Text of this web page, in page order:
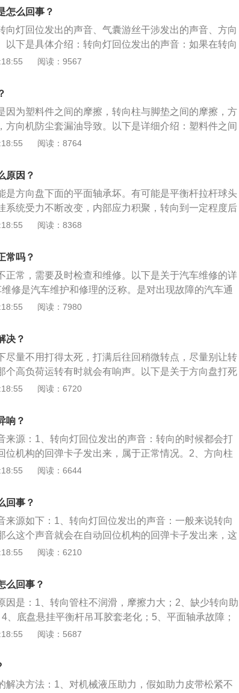
。阿克曼角过大/过小，会造成汽车内侧轮的转向过度/不
场景下，就会发生轮胎拖滑、跳胎、异响的情况。另
国家有特定版本，比如加长轴距等现象，或改装轮胎轮
与原底盘设计不匹配，也会导致异响出现。解决方法：
种现象。2、转向助力油出现问题。转向助力油也就是
强度。并且变质后，液压油润滑性能下降，导致金属零
零件使用寿命，就有可能导致方向盘在转向时出现异响
转向助力油。3、有些车型采用的是液压助力转向，当
怎么回事？
向灯回位发出的声音、气囊游丝干涉发出的声音、方向
以下是具体介绍：转向灯回位发出的声音：如果在转向
个声音就是转向灯自动回位机构的回弹卡子发出的声
方向柱防尘套发出的异响：方向柱防尘套缺少润滑会产
车主只需要在防尘套内涂些黄油，异响就会消失。
阅读：9567
因为塑料件之间的摩擦，转向柱与脚垫之间的摩擦，方
方向机防尘套漏油导致。以下是详细介绍：塑料件之间
料件组成，方向盘在转动的时候，如果相互间隙太小总
柱有着直接的接触，随着转向柱的转动就会产生摩擦，
者更换脚垫即可。方向盘内的气囊游丝故障：可能是气
插头没插，更换或者固定即可。方向机防尘套漏油：更
即可解决。
阅读：8764
原因？
是方向盘下面的平面轴承坏。有可能是平衡杆拉杆球头
系统受力不断改变，内部应力积聚，转向到一定程度后
发生瞬间位移产生震动和异响。以下是更多内容介绍：
承又叫压力轴承，在前减震顶端与车身连接部位，其工
器随着车轮转动，而减震器和车体之间就需要平面轴承
响要及时的去检查维修，否则最终可能会导致方向盘不
定程度时出现异响：出现这种情况应该是平衡杆拉杆球
挂系统受力不断改变，内部应力积聚，转向到一定程度
和悬挂系统受力最大，当转向角度增加到一定程度后这
移从而产生震动。
阅读：8368
常吗？
正常，需要及时检查和维修。以下是关于汽车维修的详
修是汽车维护和修理的泛称。是对出现故障的汽车通
障原因，并采取一定措施使其排除故障并恢复达到一定
部件（包括基础件）的方法，恢复汽车的完好技术状况
复汽车寿命的恢复性修理。汽车小修是指用更换或修理
恢复汽车工作能力的运行性修理。
阅读：7980
决？
尽量不用打得太死，打满后往回稍微转点，尽量别让转
个高负荷运转有时就会有响声。以下是关于方向盘打死
的声音减震器平面轴承发出的声音，打方向盘时出现
平面轴承发出，如果是减震器平面轴承发出，那么就只
行，如果还有响声，那么需要更换平面轴承。汽车出现
，就能准确的解决，如果无法解决，最好是找专业人士
阅读：6720
响？
来源：1、转向灯回位发出的声音：转向的时候都会打
位机构的回弹卡子发出来，属于正常情况。2、方向柱
向柱防尘套去烧润滑油的情况下就会发出类似的声音，
在缺少机油或者配件损坏，需要注意的是更换坏的配件
防止安全气囊弹出。4、减震器平面轴承发出异响：减
发出此类声音，检查方法位打开车头盖听声音来源是否
衡杆发出的异响：平衡杆胶出现松动或损坏也会发出
仅仅出现在打方向的时候，路况不好也会出现。
阅读：6644
回事？
来源如下：1、转向灯回位发出的声音：一般来说转向
么这个声音就会在自动回位机构的回弹卡子发出来，这
防尘套发出的异响：在方向柱防尘套去烧润滑油的情
里的气囊游丝造成，具体变现在缺少黄油或者配件损
的配件时要拔掉安全囊保险丝，防止安全气囊弹出。
响：减震器的平面轴承缺油也会发出此类声音，检查
盖听声音来源是否是来自减震器顶座，处理方法为涂些
换配件。5、平衡杆发出的异响：平衡杆胶出现松动或
，当然如果零件损坏需要更换。
阅读：6210
么回事？
因是：1、转向管柱不润滑，摩擦力大；2、缺少转向助
、底盘悬挂平衡杆吊耳胶套老化；5、平面轴承故障；
驶习惯不好，过度踩刹车；8、刹车盘与刹车片表面异
、更换底盘悬挂平衡杆吊耳胶套；5、更换平面轴承；
阅读：5687
解决方法：1、对机械液压助力，假如助力皮带松紧不